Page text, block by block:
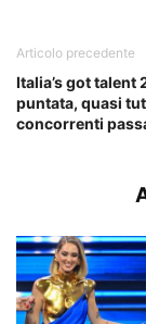
Articolo precedente
Italia’s got talent
puntata, quasi
concorrenti